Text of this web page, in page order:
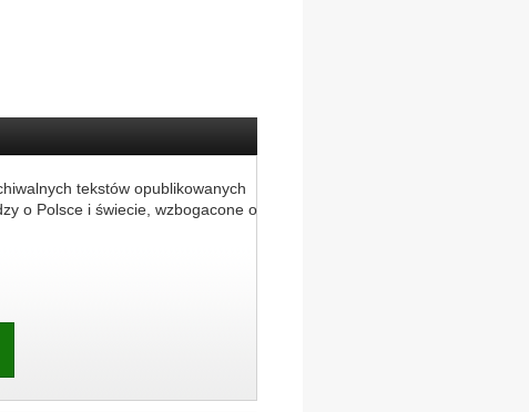
tekstów opublikowanych
o Polsce i świecie, wzbogacone o